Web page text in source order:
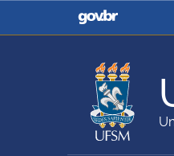
Casa Civil
Ministério da
Pecuária e